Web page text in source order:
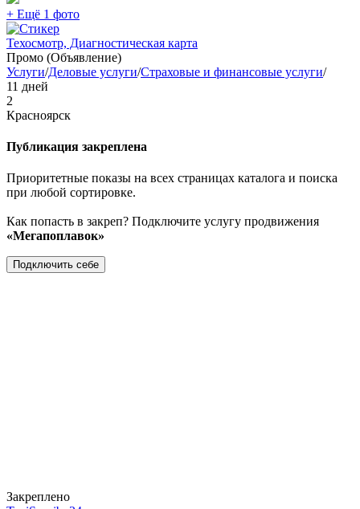
+ Ещё 1 фото
Техосмотр, Диагностическая карта
Промо (Объявление)
Услуги/Деловые услуги/Страховые и финансовые услуги/
11 дней
2
Красноярск
Публикация закреплена
Приоритетные показы на всех страницах каталога и поиска
при любой сортировке.
Как попасть в закреп? Подключите услугу продвижения
«Мегапоплавок»
Подключить себе
Закреплено